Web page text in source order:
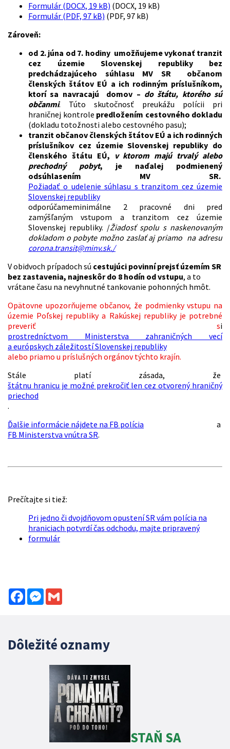
Formulár (DOCX, 19 kB) (DOCX, 19 kB)
Formulár (PDF, 97 kB) (PDF, 97 kB)
Zároveň:
od 2. júna od 7. hodiny umožňujeme vykonať tranzit
cez územie Slovenskej republiky bez
predchádzajúceho súhlasu MV SR občanom
členských štátov EÚ a ich rodinným príslušníkom,
ktorí sa navracajú domov – do štátu, ktorého sú
občanmi. Túto skutočnosť preukážu polícii pri
hraničnej kontrole predložením cestovného dokladu
(dokladu totožnosti alebo cestovného pasu);
tranzit občanov členských štátov EÚ a ich rodinných
príslušníkov cez územie Slovenskej republiky do
členského štátu EÚ, v ktorom majú trvalý alebo
prechodný pobyt, je naďalej podmienený
odsúhlasením MV SR.
Požiadať o udelenie súhlasu s tranzitom cez územie
Slovenskej republiky
odporúčameminimálne 2 pracovné dni pred
zamýšľaným vstupom a tranzitom cez územie
Slovenskej republiky. /Žiadosť spolu s naskenovaným
dokladom o pobyte možno zaslať aj priamo na adresu
corona.transit@minv.sk./
V obidvoch prípadoch sú cestujúci povinní prejsť územím SR
bez zastavenia, najneskôr do 8 hodín od vstupu, a to
vrátane času na nevyhnutné tankovanie pohonných hmôt.
Opätovne upozorňujeme občanov, že podmienky vstupu na
územie Poľskej republiky a Rakúskej republiky je potrebné
preveriť si
prostredníctvom Ministerstva zahraničných vecí
a európskych záležitostí Slovenskej republiky
alebo priamo u príslušných orgánov týchto krajín.
Stále platí zásada, že
štátnu hranicu je možné prekročiť len cez otvorený hraničný
priechod
.
Ďalšie informácie nájdete na FB polícia
a
FB Ministerstva vnútra SR.
Prečítajte si tiež:
Pri jedno či dvojdňovom opustení SR vám polícia na
hraniciach potvrdí čas odchodu, majte pripravený
formulár
FacebookMessenger
Dôležité oznamy
STAŇ SA